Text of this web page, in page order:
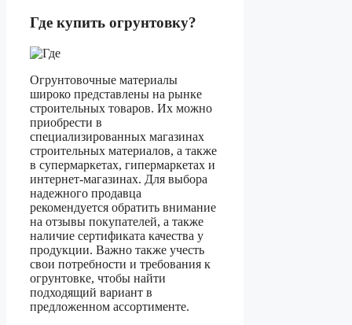
Где купить огрунтовку?
Огрунтовочные материалы
широко представлены на рынке
строительных товаров. Их можно
приобрести в
специализированных магазинах
строительных материалов, а также
в супермаркетах, гипермаркетах и
интернет-магазинах. Для выбора
надежного продавца
рекомендуется обратить внимание
на отзывы покупателей, а также
наличие сертификата качества у
продукции. Важно также учесть
свои потребности и требования к
огрунтовке, чтобы найти
подходящий вариант в
предложенном ассортименте.